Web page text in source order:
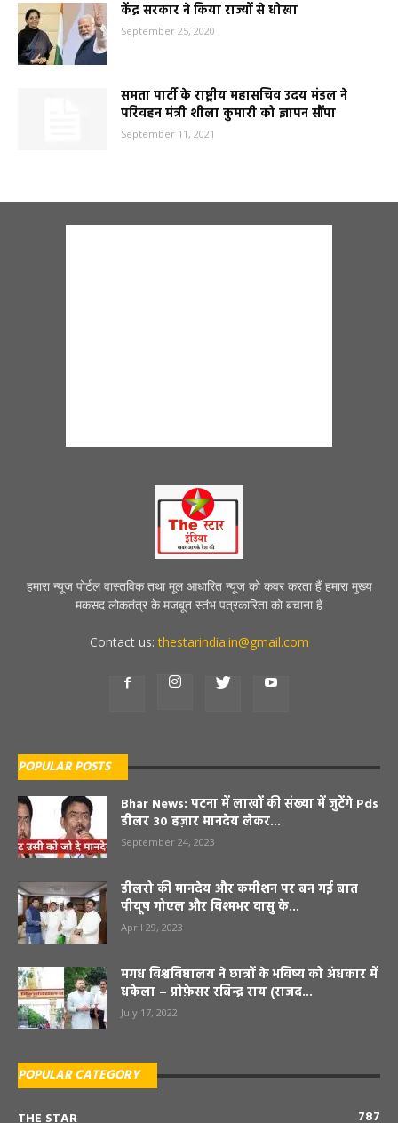
केंद्र सरकार ने किया राज्यों से धोखा
September 25, 2020
समता पार्टी के राष्ट्रीय महासचिव उदय मंडल ने
परिवहन मंत्री शीला कुमारी को ज्ञापन सौंपा
September 11, 2021
हमारा न्यूज पोर्टल वास्तविक तथा मूल आधारित न्यूज को कवर करता हैं हमारा मुख्य
मकसद लोकतंत्र के मजबूत स्तंभ पत्रकारिता को बचाना हैं
Contact us:thestarindia.in@gmail.com
POPULAR POSTS
Bhar News: पटना में लाखों की संख्या में जुटेंगे Pds
डीलर 30 हज़ार मानदेय लेकर...
September 24, 2023
डीलरो की मानदेय और कमीशन पर बन गई बात
पीयूष गोएल और विश्मभर वासु के...
April 29, 2023
मगध विश्वविधालय ने छात्रों के भविष्य को अंधकार में
धकेला – प्रोफ़ेसर रबिन्द्र राय (राजद...
July 17, 2022
POPULAR CATEGORY
787